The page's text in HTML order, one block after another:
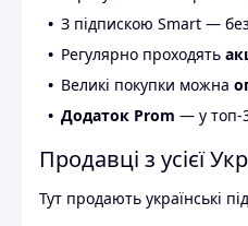
З підпискою Smart —
Регулярно проходять
Великі покупки можна
Додаток Prom — у топ-
Продавці з усієї
Тут продають українські